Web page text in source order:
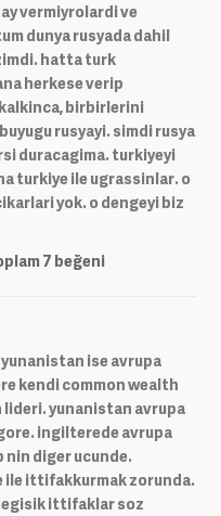
vermiyrolardi ve
dunya rusyada dahil
hatta turk
herkese verip
birbirlerini
rusyayi. simdi rusya
duracagima. turkiyeyi
turkiye ile ugrassinlar. o
yok. o dengeyi biz
7 beğeni
ise avrupa
kendi common wealth
yunanistan avrupa
ingilterede avrupa
diger ucunde.
ittifakkurmak zorunda.
ittifaklar soz